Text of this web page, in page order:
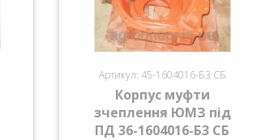
Артикул: 45-1604016-Б3 СБ
Корпус муфти
зчеплення ЮМЗ під
ПД 36-1604016-Б3 СБ